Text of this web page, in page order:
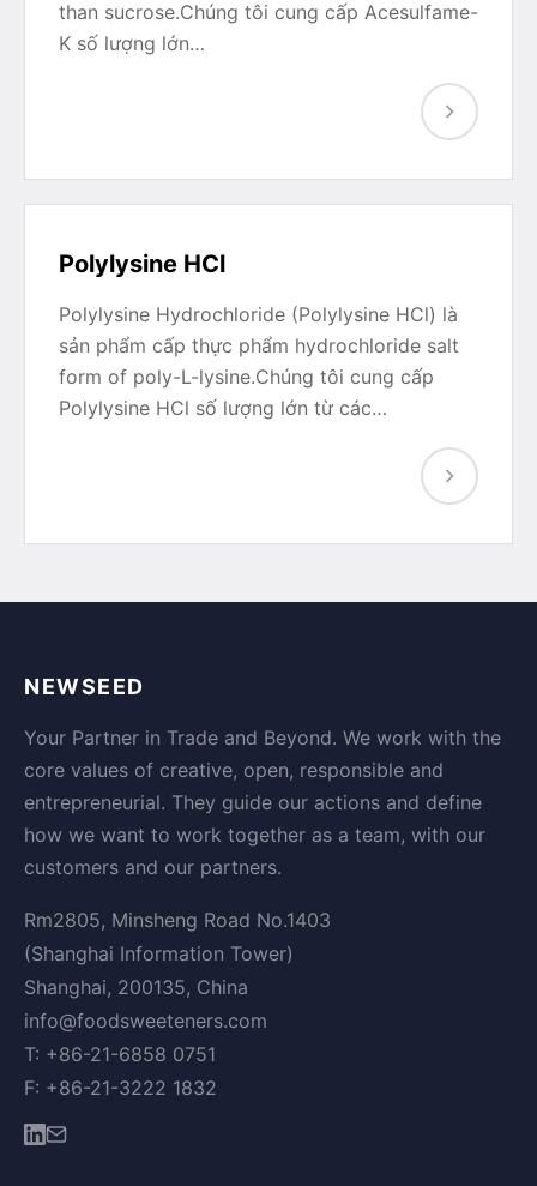
than sucrose.Chúng tôi cung cấp Acesulfame-
K số lượng lớn…
Polylysine HCl
Polylysine Hydrochloride (Polylysine HCl) là
sản phẩm cấp thực phẩm hydrochloride salt
form of poly-L-lysine.Chúng tôi cung cấp
Polylysine HCl số lượng lớn từ các…
NEWSEED
Your Partner in Trade and Beyond. We work with the
core values of creative, open, responsible and
entrepreneurial. They guide our actions and define
how we want to work together as a team, with our
customers and our partners.
Rm2805, Minsheng Road No.1403
(Shanghai Information Tower)
Shanghai, 200135, China
info@foodsweeteners.com
T: +86-21-6858 0751
F: +86-21-3222 1832